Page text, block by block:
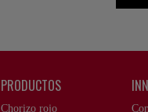
PRODUCTOS
Chorizo rojo